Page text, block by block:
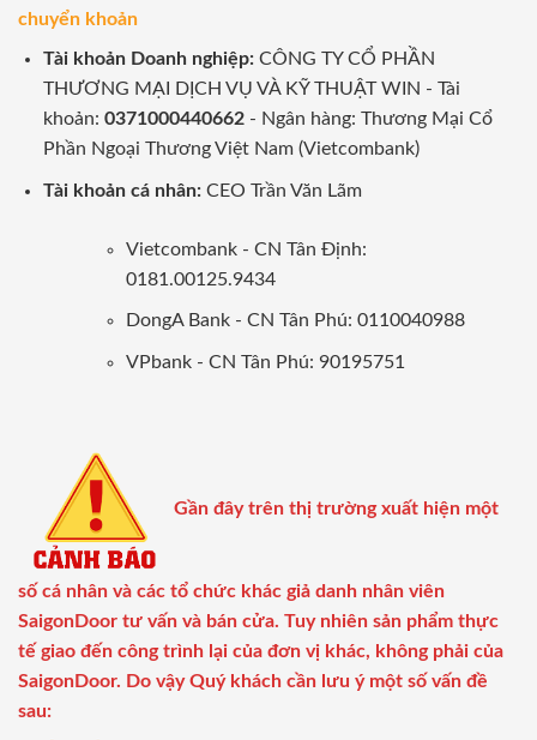
chuyển khoản
Tài khoản Doanh nghiệp:CÔNG TY CỔ PHẦN
THƯƠNG MẠI DỊCH VỤ VÀ KỸ THUẬT WIN - Tài
khoản: 0371000440662- Ngân hàng: Thương Mại Cổ
Phần Ngoại Thương Việt Nam (Vietcombank)
Tài khoản cá nhân: CEO Trần Văn Lãm
Vietcombank - CN Tân Định:
0181.00125.9434
DongA Bank - CN Tân Phú: 0110040988
VPbank - CN Tân Phú: 90195751
Gần đây trên thị trường xuất hiện một
số cá nhân và các tổ chức khác giả danh nhân viên
SaigonDoor tư vấn và bán cửa. Tuy nhiên sản phẩm thực
tế giao đến công trình lại của đơn vị khác, không phải của
SaigonDoor. Do vậy Quý khách cần lưu ý một số vấn đề
sau: